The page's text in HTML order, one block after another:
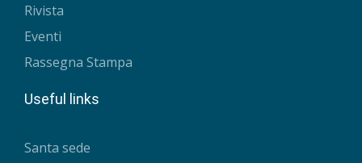
Rivista
Eventi
Rassegna Stampa
Useful links
Santa sede